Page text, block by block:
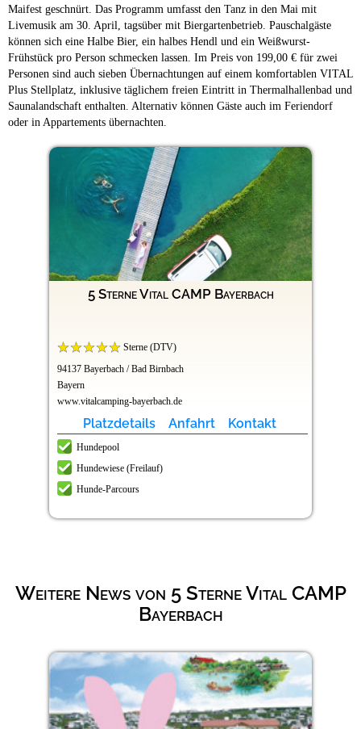
Maifest geschnürt. Das Programm umfasst den Tanz in den Mai mit
Livemusik am 30. April, tagsüber mit Biergartenbetrieb. Pauschalgäste
können sich eine Halbe Bier, ein halbes Hendl und ein Weißwurst-
Frühstück pro Person schmecken lassen. Im Preis von 199,00 € für zwei
Personen sind auch sieben Übernachtungen auf einem komfortablen VITAL
Plus Stellplatz, inklusive täglichem freien Eintritt in Thermalhallenbad und
Saunalandschaft enthalten. Alternativ können Gäste auch im Feriendorf
oder in Appartements übernachten.
5 Sterne Vital CAMP Bayerbach
Sterne (DTV)
94137 Bayerbach / Bad Birnbach
Bayern
www.vitalcamping-bayerbach.de
Platzdetails Anfahrt Kontakt
Hundepool
Hundewiese (Freilauf)
Hunde-Parcours
Weitere News von 5 Sterne Vital CAMP
Bayerbach